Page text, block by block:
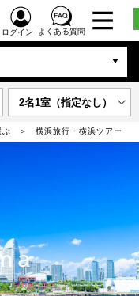
ログイン よくある質問
2名1室（指定なし）
ぶ 横浜旅行・横浜ツアー